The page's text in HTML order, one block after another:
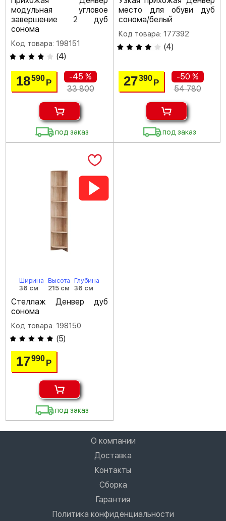
модульная угловое
завершение 2 дуб
сонома
Код товара: 198151
(4)
18590Р
-45 %
33 800
под заказ
место для обуви дуб
сонома/белый
Код товара: 177392
(4)
27390 Р
-50 %
54 780
под заказ
Ширина
36 см
Высота
215 см
Глубина
36 см
Стеллаж Денвер дуб
сонома
Код товара: 198150
(5)
17990Р
под заказ
О компании
Доставка
Контакты
Сборка
Гарантия
Политика конфиденциальности